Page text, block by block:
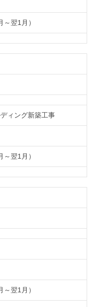
翌1月）
ィング新築工事
翌1月）
翌1月）